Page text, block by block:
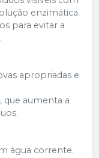
enzimática.
para evitar a
apropriadas e
, que aumenta a
água corrente.